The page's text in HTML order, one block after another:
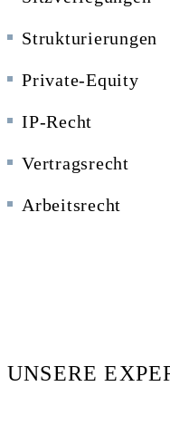
Strukturierungen
Private-Equity
IP-Recht
Vertragsrecht
Arbeitsrecht
UNSERE